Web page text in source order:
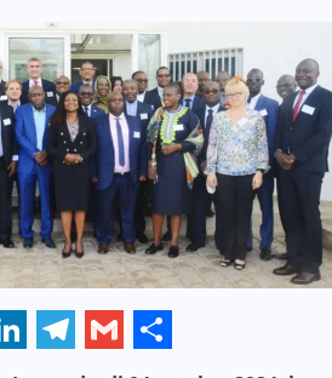
Telegram
Gmail
Share